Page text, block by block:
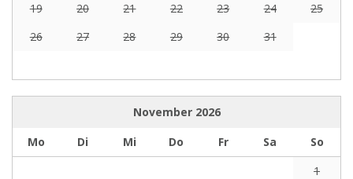
19
20 21 22 23 24
25
26
27 28 29 30 31
November 2026
Mo
Di Mi Do Fr Sa
So
1